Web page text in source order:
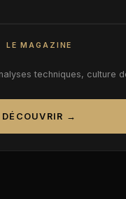
LE MAGAZINE
techniques, culture
DÉCOUVRIR →